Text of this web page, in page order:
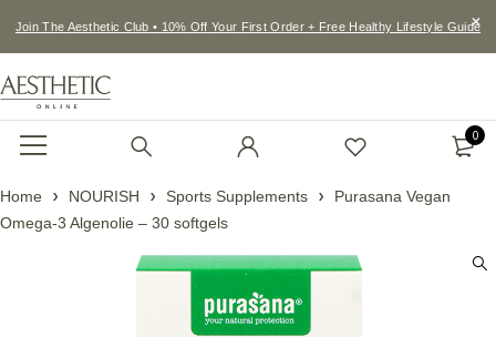
Join The Aesthetic Club • 10% Off Your First Order + Free Healthy Lifestyle Guide
0
Home NOURISH Sports Supplements
Purasana Vegan
Omega-3 Algenolie – 30 softgels